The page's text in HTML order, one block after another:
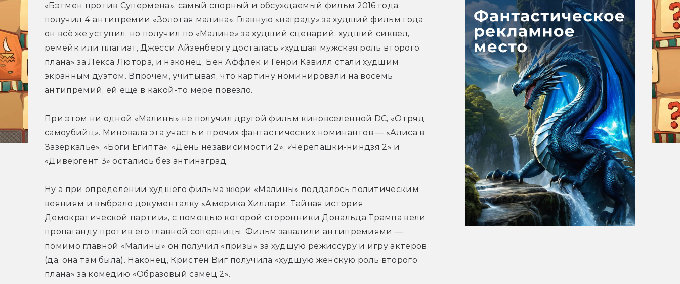
«Бэтмен против Супермена», самый спорный и обсуждаемый фильм 2016 года,
получил 4 антипремии «Золотая малина». Главную «награду» за худший фильм года
он всё же уступил, но получил по «Малине» за худший сценарий, худший сиквел,
ремейк или плагиат, Джесси Айзенбергу досталась «худшая мужская роль второго
плана» за Лекса Лютора, и наконец, Бен Аффлек и Генри Кавилл стали худшим
экранным дуэтом. Впрочем, учитывая, что картину номинировали на восемь
антипремий, ей ещё в какой-то мере повезло.
При этом ни одной «Малины» не получил другой фильм киновселенной DC, «Отряд
самоубийц». Миновала эта участь и прочих фантастических номинантов — «Алиса в
Зазеркалье», «Боги Египта», «День независимости 2», «Черепашки-ниндзя 2» и
«Дивергент 3» остались без антинаград.
Ну а при определении худшего фильма жюри «Малины» поддалось политическим
веяниям и выбрало документалку «Америка Хиллари: Тайная история
Демократической партии», с помощью которой сторонники Дональда Трампа вели
пропаганду против его главной соперницы. Фильм завалили антипремиями —
помимо главной «Малины» он получил «призы» за худшую режиссуру и игру актёров
(да, она там была). Наконец, Кристен Виг получила «худшую женскую роль второго
плана» за комедию «Образовый самец 2».